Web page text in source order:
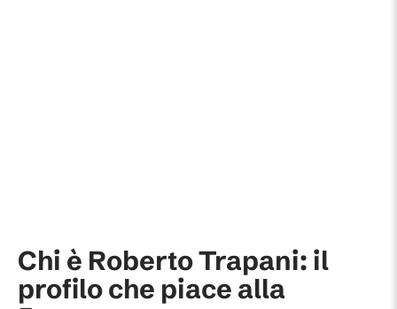
Chi è Roberto Trapani: il
profilo che piace alla